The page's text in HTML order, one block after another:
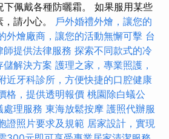
下佩戴各種防曬霜。 如果服用某些
請小心。
戶外婚禮外燴，讓您的
外燴廠商，讓您的活動無懈可擊 台
提供法律服務 探索不同款式的冷
儲解決方案 護理之家，專業照護，
近牙科診所，方便快捷的口腔健康
格，提供透明報價 桃園除白蟻公
處理服務 東海放鬆按摩 護照代辦服
證照片要求及規範 居家設計，實現